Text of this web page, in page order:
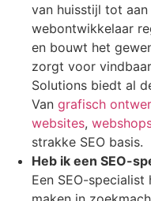
van huisstijl tot
webontwikkelaar
en bouwt het
zorgt voor
Solutions biedt al
Van grafisch
websites,
strakke SEO basis.
Heb ik een SEO-
Een SEO-